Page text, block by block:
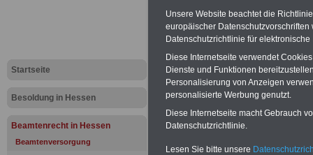
Startseite
Besoldung in Hessen
Beamtenrecht in Hessen
Beamtenversorgung
(Beamte &
geben (Medienberichten
mind.3.000 und 13.000
hierzu eine Broschüre
des Gesetzentwurfs der
(wahrscheinlich im
Broschüre.
Unsere Website beachtet die
europäischer
Datenschutzrichtlinie für
Diese Internetseite verwendet
Dienste und Funktionen
Personalisierung von Anzeigen
personalisierte Werbung genutzt.
Diese Internetseite macht Gebrauch
Datenschutzrichtlinie.
Lesen Sie bitte unsere